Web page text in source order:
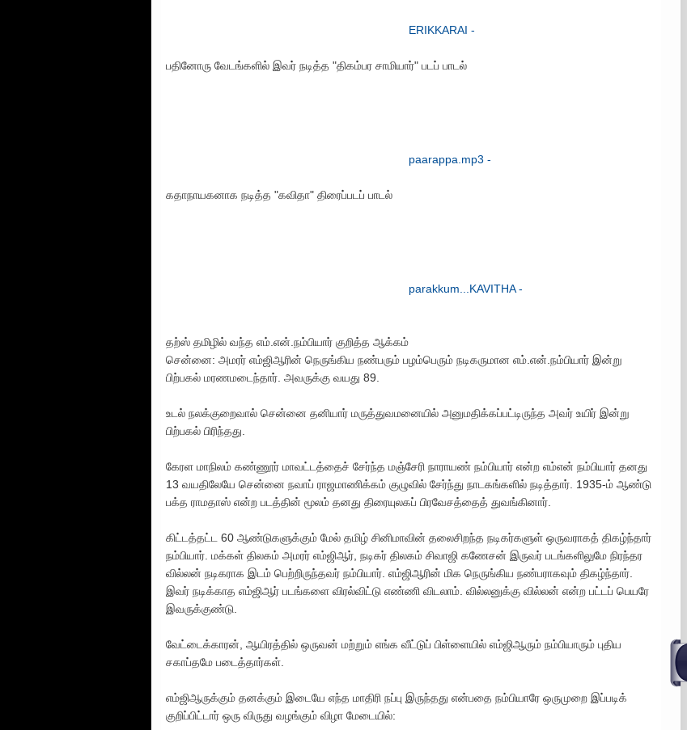
ERIKKARAI -
பதினோரு வேடங்களில் இவர் நடித்த "திகம்பர சாமியார்" படப் பாடல்
paarappa.mp3 -
கதாநாயகனாக நடித்த "கவிதா" திரைப்படப் பாடல்
parakkum...KAVITHA -
தற்ஸ் தமிழில் வந்த எம்.என்.நம்பியார் குறித்த ஆக்கம்
சென்னை: அமரர் எம்ஜிஆரின் நெருங்கிய நண்பரும் பழம்பெரும் நடிகருமான எம்.என்.நம்பியார் இன்று
பிற்பகல் மரணமடைந்தார். அவருக்கு வயது 89.
உடல் நலக்குறைவால் சென்னை தனியார் மருத்துவமனையில் அனுமதிக்கப்பட்டிருந்த அவர் உயிர் இன்று
பிற்பகல் பிரிந்தது.
கேரள மாநிலம் கண்ணூர் மாவட்டத்தைச் சேர்ந்த மஞ்சேரி நாராயண் நம்பியார் என்ற எம்என் நம்பியார் தனது
13 வயதிலேயே சென்னை நவாப் ராஜமாணிக்கம் குழுவில் சேர்ந்து நாடகங்களில் நடித்தார். 1935-ம் ஆண்டு
பக்த ராமதாஸ் என்ற படத்தின் மூலம் தனது திரையுலகப் பிரவேசத்தைத் துவங்கினார்.
கிட்டத்தட்ட 60 ஆண்டுகளுக்கும் மேல் தமிழ் சினிமாவின் தலைசிறந்த நடிகர்களுள் ஒருவராகத் திகழ்ந்தார்
நம்பியார். மக்கள் திலகம் அமரர் எம்ஜிஆர், நடிகர் திலகம் சிவாஜி கணேசன் இருவர் படங்களிலுமே நிரந்தர
வில்லன் நடிகராக இடம் பெற்றிருந்தவர் நம்பியார். எம்ஜிஆரின் மிக நெருங்கிய நண்பராகவும் திகழ்ந்தார்.
இவர் நடிக்காத எம்ஜிஆர் படங்களை விரல்விட்டு எண்ணி விடலாம். வில்லனுக்கு வில்லன் என்ற பட்டப் பெயரே
இவருக்குண்டு.
வேட்டைக்காரன், ஆயிரத்தில் ஒருவன் மற்றும் எங்க வீட்டுப் பிள்ளையில் எம்ஜிஆரும் நம்பியாரும் புதிய
சகாப்தமே படைத்தார்கள்.
எம்ஜிஆருக்கும் தனக்கும் இடையே எந்த மாதிரி நப்பு இருந்தது என்பதை நம்பியாரே ஒருமுறை இப்படிக்
குறிப்பிட்டார் ஒரு விருது வழங்கும் விழா மேடையில்: